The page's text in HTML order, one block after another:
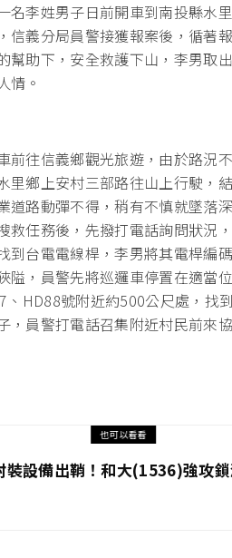
名李姓男子日前開車到南投縣水
信義分局員警接獲報案後，循著
助下，安全救護下山，李男取
情。
前往信義鄉觀光旅遊，由於路況
里鄉上安村三部路往山上行駛，
道路動彈不得，稍有不慎就墜落
救任務後，先撥打電話詢問狀況
到台電電線桿，李男將其電桿編
，員警先將巡邏車停置在適當
HD88號附近約500公尺處，找
員警打電話召集附近村民前來
也可以看看
裝設備出鞘！和大(1536)強攻